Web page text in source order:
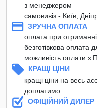
з менеджером
самовивіз - Київ,
ЗРУЧНА ОПЛАТА
оплата при отриманні
безготівкова оплата
можливість оплати з
КРАЩІ ЦІНИ
кращі ціни на весь
доплатимо
ОФІЦІЙНИЙ ДИЛЕР